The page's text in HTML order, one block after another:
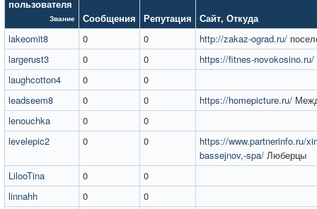
пользователя
Звание Сообщения Репутация Сайт, Откуда
lakeomit8
0 0 http://zakaz-ograd.ru/
largerust3
0 0 https://fitnes-novokosino.ru/
laughcotton4
0
0
leadseem8
0 0 https://homepicture.ru/
lenouchka
0
0
levelepic2
0 0
https://www.partnerinfo.ru/
bassejnov,-spa/ Люберцы
LilooTina
0
0
linnahh
0
0